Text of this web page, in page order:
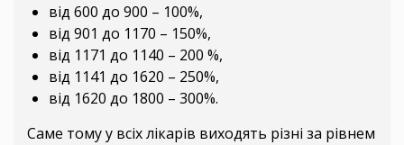
від 600 до 900 – 100%,
від 901 до 1170 – 150%,
від 1171 до 1140 – 200 %,
від 1141 до 1620 – 250%,
від 1620 до 1800 – 300%.
Саме тому у всіх лікарів виходять різні за рівнем